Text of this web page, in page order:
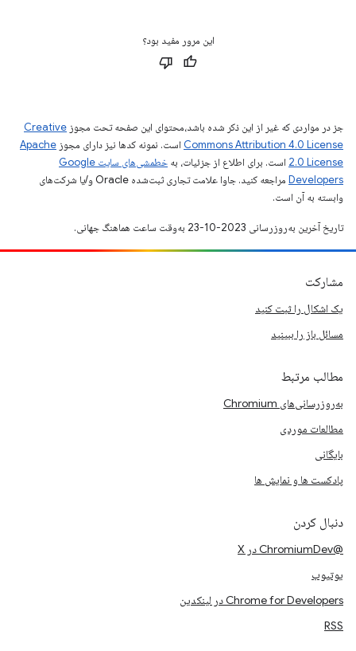
این مرور مفید بود؟
جز در مواردی که غیر از این ذکر شده باشد،‌محتوای این صفحه تحت مجوز Creative
Commons Attribution 4.0 License است. نمونه کدها نیز دارای مجوز Apache
2.0 License است. برای اطلاع از جزئیات، به
خطمشی‌های سایت Google
Developers‏
مراجعه کنید. جاوا علامت تجاری ثبت‌شده Oracle و/یا شرکت‌های
وابسته به آن است.
تاریخ آخرین به‌روزرسانی 2023-10-23 به‌وقت ساعت هماهنگ جهانی.
مشارکت
یک اشکال را ثبت کنید
مسائل باز را ببینید
مطالب مرتبط
به‌روزرسانی‌های Chromium
مطالعات موردی
بایگانی
پادکست ها و نمایش ها
دنبال کردن
@ChromiumDev در X
یوتیوب
Chrome for Developers در لینکدین
RSS